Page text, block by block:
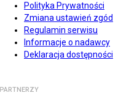
Polityka Prywatności
Zmiana ustawień zgód
Regulamin serwisu
Informacje o nadawcy
Deklaracja dostępności
PARTNERZY